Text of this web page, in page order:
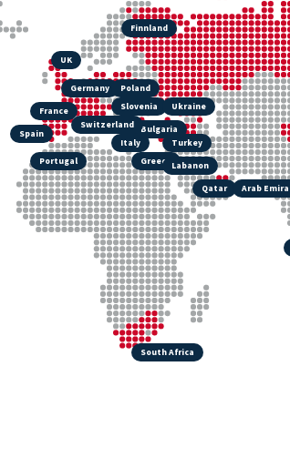
Turkey
France
Italy
Slovenia
Greece
South Africa
Finnland
Bulgaria
UK
Labanon
Spain
Germany
Portugal
Switzerland
Poland
Qatar Arab
Ukraine